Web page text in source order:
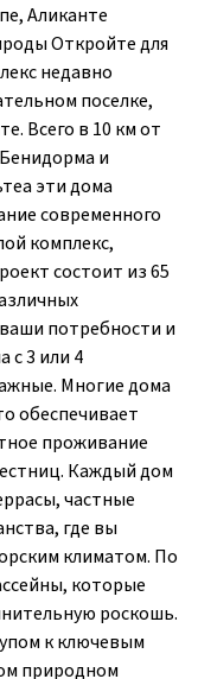
Аликанте
Откройте для
недавно
поселке,
Всего в 10 км от
и
эти дома
современного
комплекс,
состоит из 65
потребности и
с 3 или 4
Многие дома
обеспечивает
проживание
Каждый дом
частные
где вы
климатом. По
которые
роскошь.
к ключевым
природном